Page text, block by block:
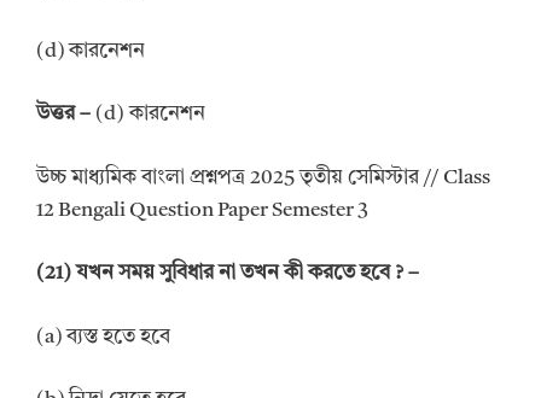
(d) কারনেশন
উত্তর – (d) কারনেশন
উচ্চ মাধ্যমিক বাংলা প্রশ্নপত্র 2025 তৃতীয় সেমিস্টার // Class
12 Bengali Question Paper Semester 3
(21) যখন সময় সুবিধার না তখন কী করতে হবে ? –
(a) ব্যস্ত হতে হবে